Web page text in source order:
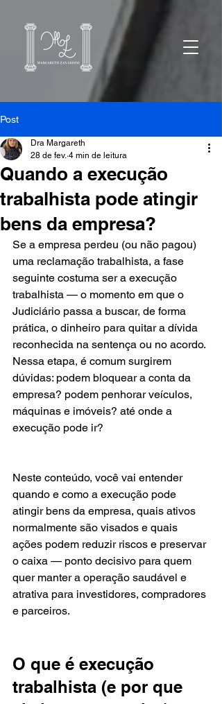
Post
Quando a execução
trabalhista pode atingir
bens da empresa?
Dra Margareth
28 de fev. 4 min de leitura
Se a empresa perdeu (ou não pagou)
uma reclamação trabalhista, a fase
seguinte costuma ser a execução
trabalhista — o momento em que o
Judiciário passa a buscar, de forma
prática, o dinheiro para quitar a dívida
reconhecida na sentença ou no acordo.
Nessa etapa, é comum surgirem
dúvidas: podem bloquear a conta da
empresa? podem penhorar veículos,
máquinas e imóveis? até onde a
execução pode ir?
Neste conteúdo, você vai entender
quando e como a execução pode
atingir bens da empresa, quais ativos
normalmente são visados e quais
ações podem reduzir riscos e preservar
o caixa — ponto decisivo para quem
quer manter a operação saudável e
atrativa para investidores, compradores
e parceiros.
O que é execução
trabalhista (e por que